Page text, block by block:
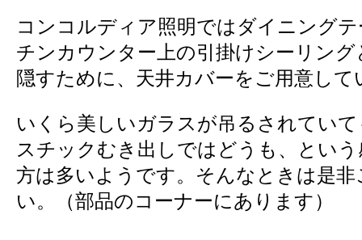
コンコルディア照明ではダイニング
チンカウンター上の引掛けシーリング
隠すために、天井カバーをご用意して
いくら美しいガラスが吊るされてい
スチックむき出しではどうも、とい
方は多いようです。そんなときは是非
い。（部品のコーナーにあります）